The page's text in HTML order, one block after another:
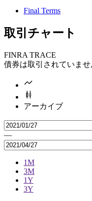
Final Terms
取引チャート
FINRA TRACE
債券は取引されていま
アーカイブ
—
1M
3M
1Y
3Y